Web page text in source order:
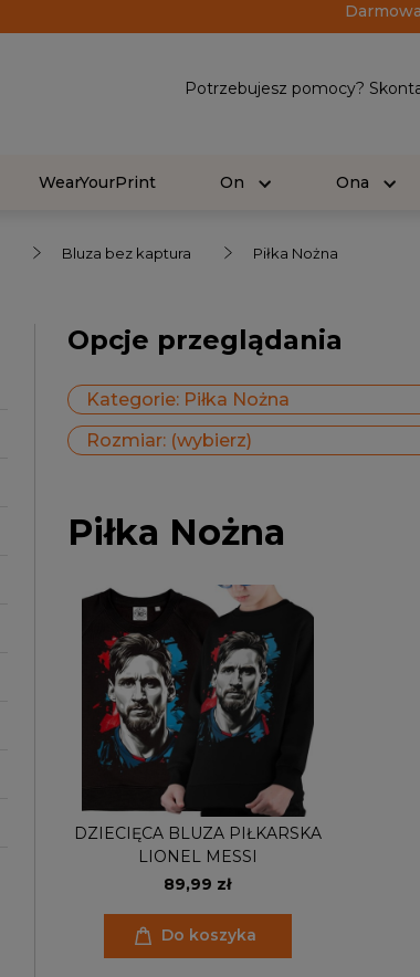
Potrzebujesz pomocy?
WearYourPrint On Ona
Bluza bez kaptura Piłka Nożna
Opcje przeglądania
Kategorie: Piłka Nożna
Rozmiar: (wybierz)
Piłka Nożna
DZIECIĘCA BLUZA PIŁKARSKA
LIONEL MESSI
89,99 zł
Do koszyka